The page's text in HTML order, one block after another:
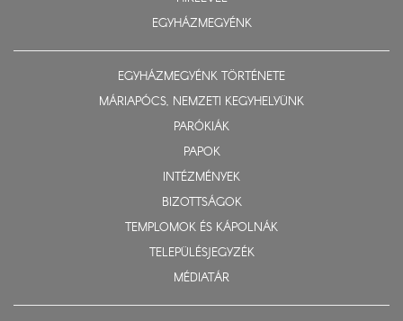
EGYHÁZMEGYÉNK
EGYHÁZMEGYÉNK TÖRTÉNETE
MÁRIAPÓCS, NEMZETI KEGYHELYÜNK
PARÓKIÁK
PAPOK
INTÉZMÉNYEK
BIZOTTSÁGOK
TEMPLOMOK ÉS KÁPOLNÁK
TELEPÜLÉSJEGYZÉK
MÉDIATÁR